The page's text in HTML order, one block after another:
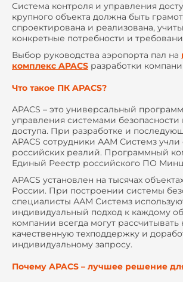
Система контроля и управления
крупного объекта должна быть
спроектирована и реализована,
конкретные потребности и
Выбор руководства аэропорта пал на
комплекс APACS разработки
Что такое ПК APACS?
APACS – это универсальный
управления системами безопасности
доступа. При разработке и
APACS сотрудники ААМ Системз учли
российских реалий. Программный
Единый Реестр российского ПО
APACS установлен на тысячах
России. При построении системы
специалисты ААМ Системз
индивидуальный подход к каждому
компании всегда могут рассчитывать
качественную техподдержку и
индивидуальному запросу.
Почему APACS – лучшее решение